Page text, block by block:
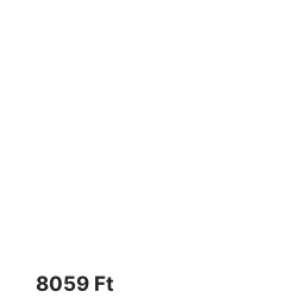
8059 Ft